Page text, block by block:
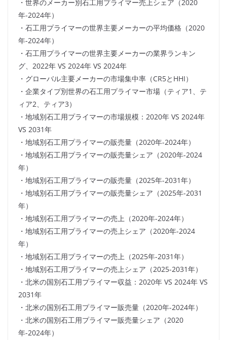
・世界のメーカー別石工用プライマー売上シェア（2020
年-2024年）
・石工用プライマーの世界主要メーカーの平均価格（2020
年-2024年）
・石工用プライマーの世界主要メーカーの業界ランキン
グ、2022年 VS 2024年 VS 2024年
・グローバル主要メーカーの市場集中率（CR5とHHI）
・企業タイプ別世界の石工用プライマー市場（ティア1、テ
ィア2、ティア3）
・地域別石工用プライマーの市場規模：2020年 VS 2024年
VS 2031年
・地域別石工用プライマーの販売量（2020年-2024年）
・地域別石工用プライマーの販売量シェア（2020年-2024
年）
・地域別石工用プライマーの販売量（2025年-2031年）
・地域別石工用プライマーの販売量シェア（2025年-2031
年）
・地域別石工用プライマーの売上（2020年-2024年）
・地域別石工用プライマーの売上シェア（2020年-2024
年）
・地域別石工用プライマーの売上（2025年-2031年）
・地域別石工用プライマーの売上シェア（2025-2031年）
・北米の国別石工用プライマー収益：2020年 VS 2024年 VS
2031年
・北米の国別石工用プライマー販売量（2020年-2024年）
・北米の国別石工用プライマー販売量シェア（2020
年-2024年）